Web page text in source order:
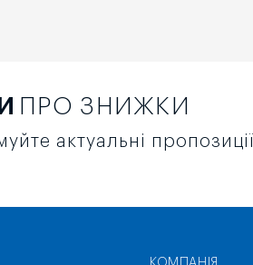
ПРО ЗНИЖКИ
актуальні пропозиції